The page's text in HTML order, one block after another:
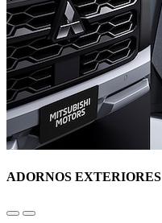
ADORNOS EXTERIORES